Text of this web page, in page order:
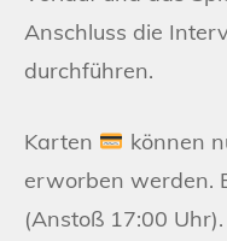
Anschluss die
durchführen.
Karten
können
erworben werden.
(Anstoß 17:00